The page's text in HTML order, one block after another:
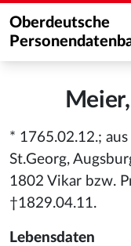
Oberdeutsche
* 1765.02.12.;
St.Georg,
1802 Vikar bzw.
†1829.04.11.
Lebensdaten